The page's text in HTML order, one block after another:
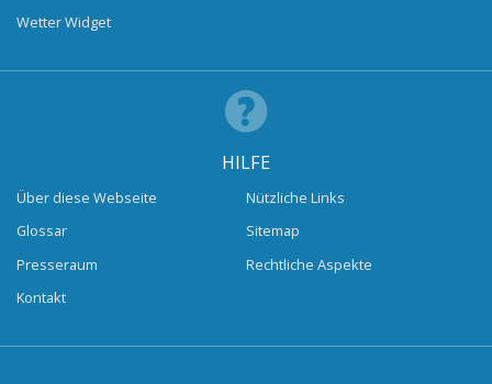
Wetter Widget
HILFE
Über diese Webseite
Glossar
Presseraum
Kontakt
Nützliche Links
Sitemap
Rechtliche Aspekte